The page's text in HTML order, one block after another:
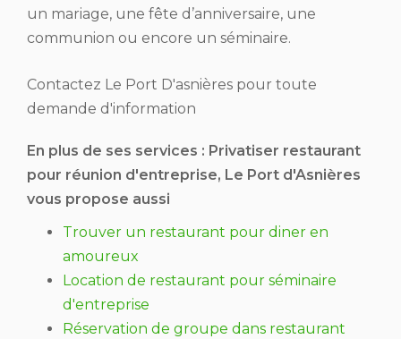
un mariage, une fête d’anniversaire, une
communion ou encore un séminaire.
Contactez Le Port D'asnières pour toute
demande d'information
En plus de ses services : Privatiser restaurant
pour réunion d'entreprise, Le Port d'Asnières
vous propose aussi
Trouver un restaurant pour diner en
amoureux
Location de restaurant pour séminaire
d'entreprise
Réservation de groupe dans restaurant